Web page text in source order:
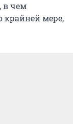
в чем
мере,